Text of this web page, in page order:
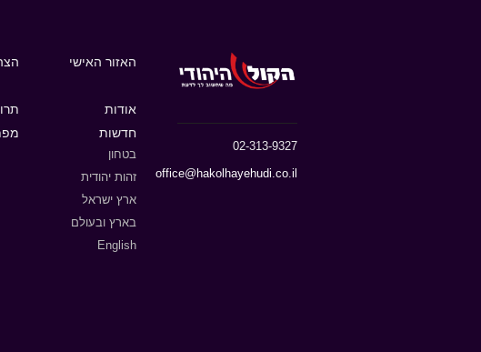
02-313-9327
office@hakolhayehudi.co.il
האזור האישי
אודות
חדשות
בטחון
זהות יהודית
ארץ ישראל
בארץ ובעולם
English